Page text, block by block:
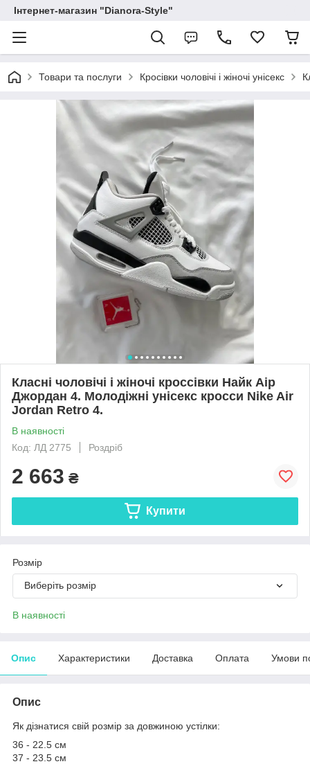
Інтернет-магазин "Dianora-Style"
Товари та послуги Кросівки чоловічі і жіночі унісекс
Класні чоловічі і жіночі кроссівки Найк Аір
Джордан 4. Молодіжні унісекс кросси Nike Air
Jordan Retro 4.
В наявності
Код: ЛД 2775
Роздріб
2 663 ₴
Купити
Розмір
Виберіть розмір
В наявності
Опис Характеристики Доставка Оплата Умови
Опис
Як дізнатися свій розмір за довжиною устілки:
36 - 22.5 см
37 - 23.5 см